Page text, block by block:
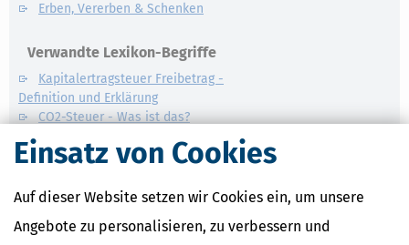
Einsatz von Cookies
Auf dieser Website setzen wir Cookies ein, um unsere
Angebote zu personalisieren, zu verbessern und
Erben, Vererben & Schenken
Verwandte Lexikon-Begriffe
Kapitalertragsteuer Freibetrag -
Definition und Erklärung
CO2-Steuer - Was ist das?
Kapitalertragsteuer - Definition und
Erklärung
Kommission